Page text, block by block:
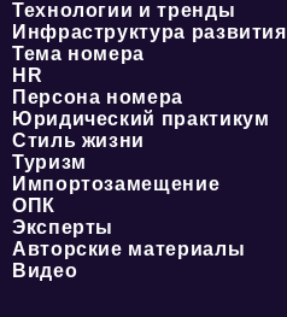
Технологии и тренды
Инфраструктура развития
Тема номера
HR
Персона номера
Юридический практикум
Стиль жизни
Туризм
Импортозамещение
ОПК
Эксперты
Авторские материалы
Видео